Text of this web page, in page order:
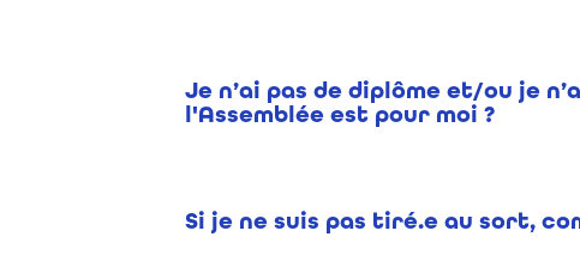
Je n’ai pas de diplôme et/ou je
l'Assemblée est pour moi ?
Si je ne suis pas tiré.e au sort,